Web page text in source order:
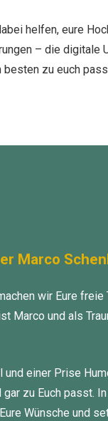
helfen, eure
– die digitale
zu euch
Marco
wir Eure freie
Marco und als
und einer Prise
gar zu Euch passt.
Wünsche und